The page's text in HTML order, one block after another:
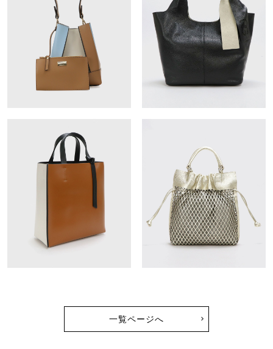
一覧ページへ